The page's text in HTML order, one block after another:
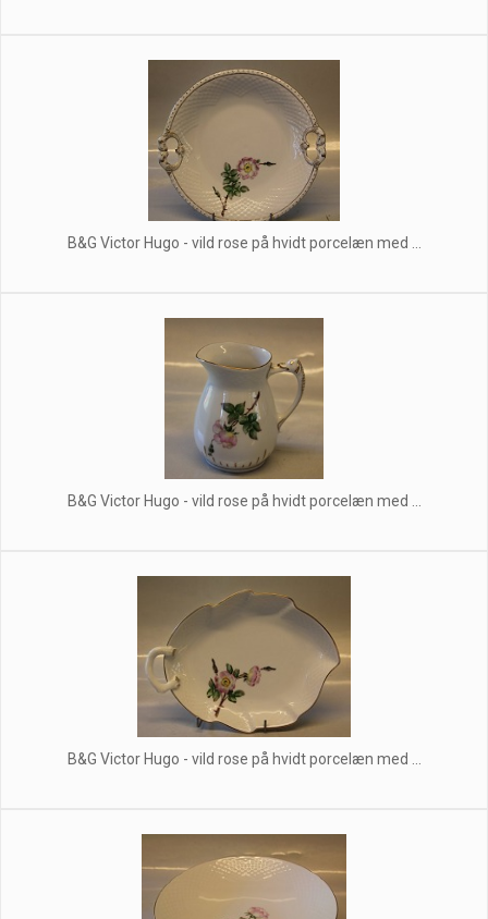
B&G Victor Hugo - vild rose på hvidt porcelæn med ...
B&G Victor Hugo - vild rose på hvidt porcelæn med ...
B&G Victor Hugo - vild rose på hvidt porcelæn med ...